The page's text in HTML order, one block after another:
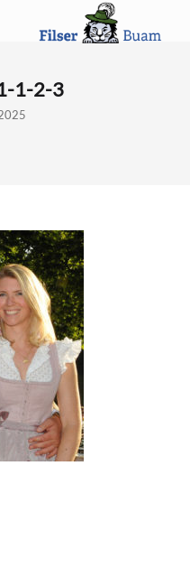
1-2-3